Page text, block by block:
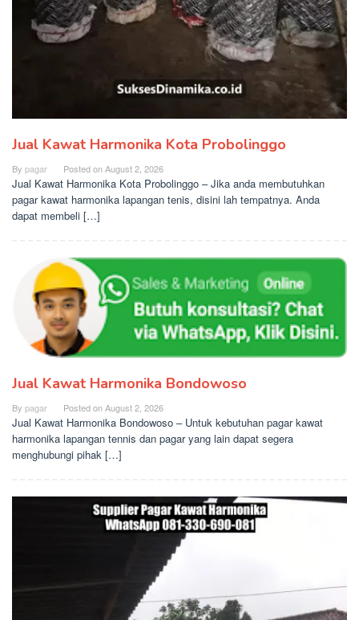
Jual Kawat Harmonika Kota Probolinggo
By pagar Posted onAugust 2, 2026
Jual Kawat Harmonika Kota Probolinggo – Jika anda membutuhkan
pagar kawat harmonika lapangan tenis, disini lah tempatnya. Anda
dapat membeli […]
Jual Kawat Harmonika Bondowoso
By pagar Posted onAugust 2, 2026
Jual Kawat Harmonika Bondowoso – Untuk kebutuhan pagar kawat
harmonika lapangan tennis dan pagar yang lain dapat segera
menghubungi pihak […]